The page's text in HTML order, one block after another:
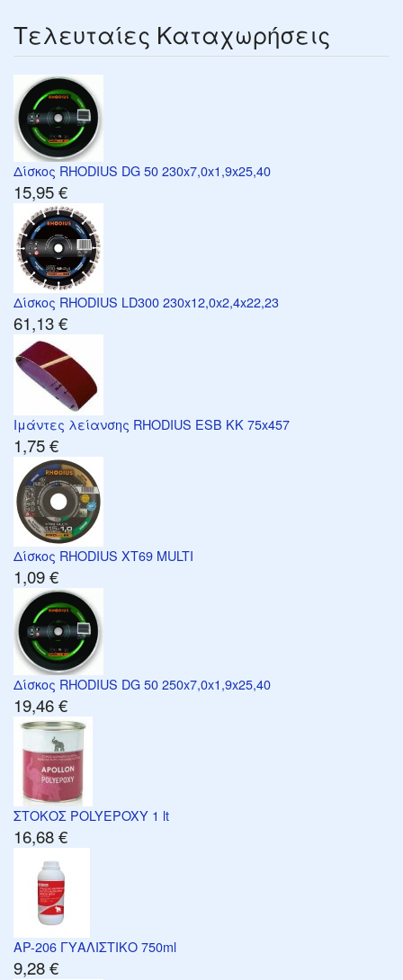
Τελευταίες Καταχωρήσεις
Δίσκος RHODIUS DG 50 230x7,0x1,9x25,40
15,95 €
Δίσκος RHODIUS LD300 230x12,0x2,4x22,23
61,13 €
Ιμάντες λείανσης RHODIUS ESB KK 75x457
1,75 €
Δίσκος RHODIUS XT69 MULTI
1,09 €
Δίσκος RHODIUS DG 50 250x7,0x1,9x25,40
19,46 €
ΣΤΟΚΟΣ POLYEPOXY 1 lt
16,68 €
AP-206 ΓΥΑΛΙΣΤΙΚΟ 750ml
9,28 €